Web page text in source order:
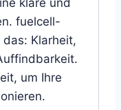
klare und
fuelcell-
Klarheit,
um Ihre